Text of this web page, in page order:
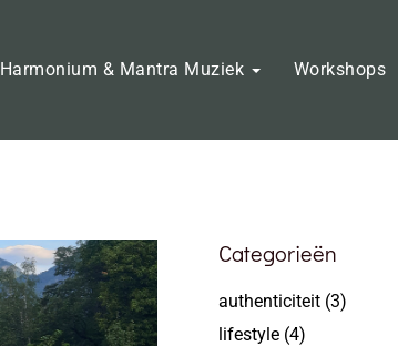
Harmonium & Mantra Muziek Workshops
Categorieën
authenticiteit (3)
lifestyle (4)